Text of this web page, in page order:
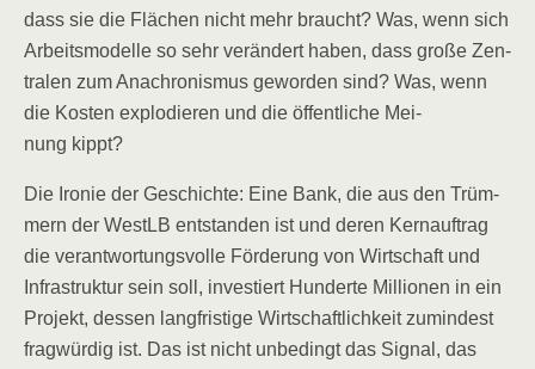
dass sie die Flä­chen nicht mehr braucht? Was, wenn sich
Arbeits­mo­del­le so sehr ver­än­dert haben, dass gro­ße Zen­
tra­len zum Ana­chro­nis­mus gewor­den sind? Was, wenn
die Kos­ten explo­die­ren und die öffent­li­che Mei­
nung kippt?
Die Iro­nie der Geschich­te: Eine Bank, die aus den Trüm­
mern der WestLB ent­stan­den ist und deren Kern­auf­trag
die ver­ant­wor­tungs­vol­le För­de­rung von Wirt­schaft und
Infra­struk­tur sein soll, inves­tiert Hun­der­te Mil­lio­nen in ein
Pro­jekt, des­sen lang­fris­ti­ge Wirt­schaft­lich­keit zumin­dest
frag­wür­dig ist. Das ist nicht unbe­dingt das Signal, das